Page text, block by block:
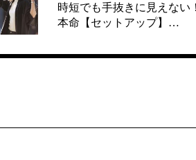
時短でも手抜きに見えない！
本命【セットアップ】…